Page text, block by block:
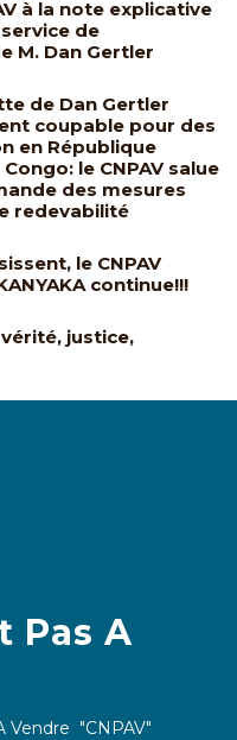
à la note explicative
de
M. Dan Gertler
de Dan Gertler
coupable pour des
en République
le CNPAV salue
des mesures
redevabilité
le CNPAV
continue!!!
justice,
Pas A
Vendre "CNPAV"